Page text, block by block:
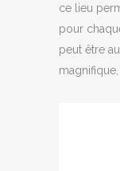
ce lieu
pour
peut être